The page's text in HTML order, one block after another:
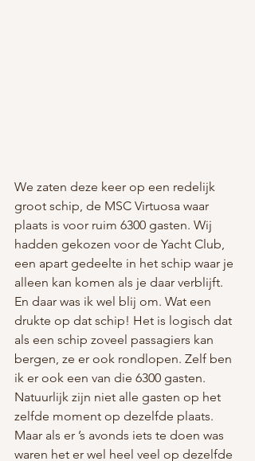
We zaten deze keer op een redelijk
groot schip, de MSC Virtuosa waar
plaats is voor ruim 6300 gasten. Wij
hadden gekozen voor de Yacht Club,
een apart gedeelte in het schip waar je
alleen kan komen als je daar verblijft.
En daar was ik wel blij om. Wat een
drukte op dat schip! Het is logisch dat
als een schip zoveel passagiers kan
bergen, ze er ook rondlopen. Zelf ben
ik er ook een van die 6300 gasten.
Natuurlijk zijn niet alle gasten op het
zelfde moment op dezelfde plaats.
Maar als er ’s avonds iets te doen was
waren het er wel heel veel op dezelfde